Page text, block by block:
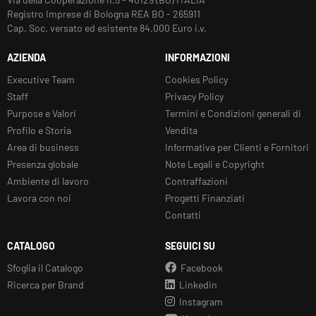
VOLVO V70 III 1.6 DRIVE 2011-2015
Registro Imprese di Bologna REA BO - 265911
Cap. Soc. versato ed esistente 84.000 Euro i.v.
AZIENDA
Executive Team
Staff
Purpose e Valori
Profilo e Storia
Area di business
Presenza globale
Ambiente di lavoro
Lavora con noi
INFORMAZIONI
Cookies Policy
Privacy Policy
Termini e Condizioni generali di
Vendita
Informativa per Clienti e Fornitori
Note Legali e Copyright
Contraffazioni
Progetti Finanziati
Contatti
CATALOGO
Sfoglia il Catalogo
Ricerca per Brand
SEGUICI SU
Facebook
Linkedin
Instagram